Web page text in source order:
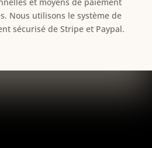
Nous utilisons le système de
sécurisé de Stripe et Paypal.